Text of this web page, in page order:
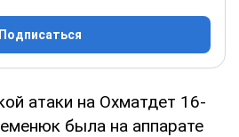
Подписаться
атаки на Охматдет 16-
была на аппарате